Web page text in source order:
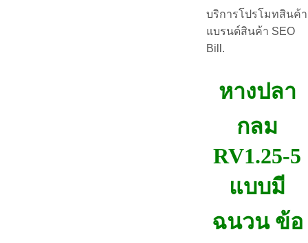
บริการโปรโมทสินค้า
แบรนด์สินค้า SEO
Bill.
หางปลา
กลม
RV1.25-5
แบบมี
ฉนวน ข้อ